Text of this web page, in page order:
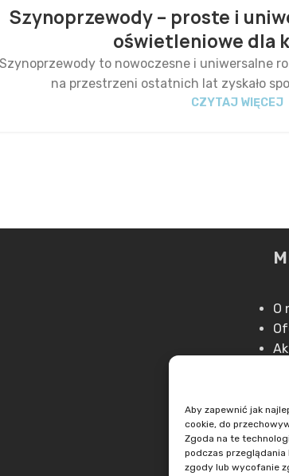
Aby zapewnić jak
cookie, do
Zgoda na te
podczas
zgody lub wycofanie
Szynoprzewody – proste i
oświetleniowe dla
Szynoprzewody to nowoczesne i uniwersalne
na przestrzeni ostatnich lat zyskało
CZYTAJ WIĘCEJ
O